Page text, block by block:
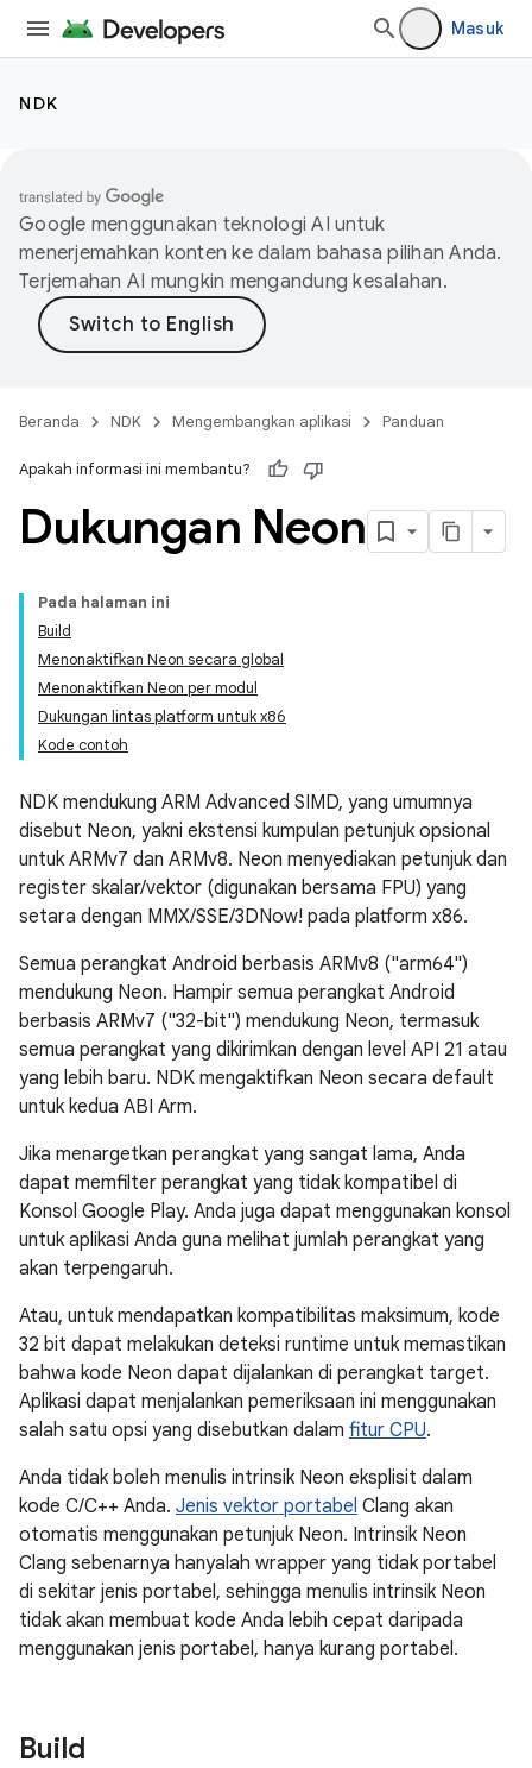
Masuk
NDK
Google menggunakan teknologi AI untuk
menerjemahkan konten ke dalam bahasa pilihan Anda.
Terjemahan AI mungkin mengandung kesalahan.
Beranda NDK Mengembangkan aplikasi Panduan
Apakah informasi ini membantu?
Dukungan Neon
Pada halaman ini
Build
Menonaktifkan Neon secara global
Menonaktifkan Neon per modul
Dukungan lintas platform untuk x86
Kode contoh
NDK mendukung ARM Advanced SIMD, yang umumnya
disebut Neon, yakni ekstensi kumpulan petunjuk opsional
untuk ARMv7 dan ARMv8. Neon menyediakan petunjuk dan
register skalar/vektor (digunakan bersama FPU) yang
setara dengan MMX/SSE/3DNow! pada platform x86.
Semua perangkat Android berbasis ARMv8 ("arm64")
mendukung Neon. Hampir semua perangkat Android
berbasis ARMv7 ("32-bit") mendukung Neon, termasuk
semua perangkat yang dikirimkan dengan level API 21 atau
yang lebih baru. NDK mengaktifkan Neon secara default
untuk kedua ABI Arm.
Jika menargetkan perangkat yang sangat lama, Anda
dapat memfilter perangkat yang tidak kompatibel di
Konsol Google Play. Anda juga dapat menggunakan konsol
untuk aplikasi Anda guna melihat jumlah perangkat yang
akan terpengaruh.
Atau, untuk mendapatkan kompatibilitas maksimum, kode
32 bit dapat melakukan deteksi runtime untuk memastikan
bahwa kode Neon dapat dijalankan di perangkat target.
Aplikasi dapat menjalankan pemeriksaan ini menggunakan
salah satu opsi yang disebutkan dalam fitur CPU.
Anda tidak boleh menulis intrinsik Neon eksplisit dalam
kode C/C++ Anda. Jenis vektor portabel Clang akan
otomatis menggunakan petunjuk Neon. Intrinsik Neon
Clang sebenarnya hanyalah wrapper yang tidak portabel
di sekitar jenis portabel, sehingga menulis intrinsik Neon
tidak akan membuat kode Anda lebih cepat daripada
menggunakan jenis portabel, hanya kurang portabel.
Build